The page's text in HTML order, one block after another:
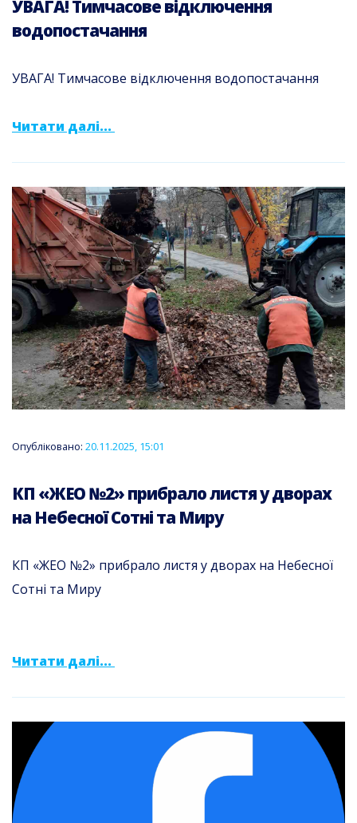
УВАГА! Тимчасове відключення
водопостачання
УВАГА! Тимчасове відключення водопостачання
Читати далі...
Опубліковано: 20.11.2025, 15:01
КП «ЖЕО №2» прибрало листя у дворах
на Небесної Сотні та Миру
КП «ЖЕО №2» прибрало листя у дворах на Небесної
Сотні та Миру
Читати далі...